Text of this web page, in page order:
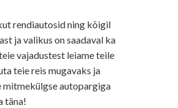
rendiautosid ning kõigil
ja valikus on saadaval ka
vajadustest leiame teile
teie reis mugavaks ja
mitmekülgse autopargiga
täna!